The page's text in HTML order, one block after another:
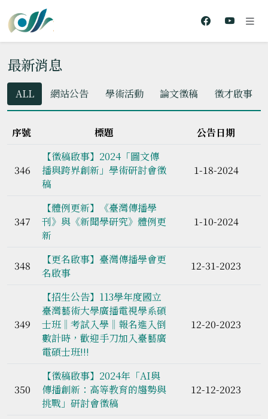
最新消息
ALL 網站公告 學術活動 論文徵稿 徵才啟事
序號 標題 公告日期
346
【徵稿啟事】2024「圖文傳
播與跨界創新」學術研討會徵
稿
1-18-2024
347
【體例更新】《臺灣傳播學
刊》與《新聞學研究》體例更
新
1-10-2024
348
【更名啟事】臺灣傳播學會更
名啟事
12-31-2023
349
【招生公告】113學年度國立
臺灣藝術大學廣播電視學系碩
士班‖考試入學‖報名進入倒
數計時，歡迎手刀加入臺藝廣
電碩士班!!!
12-20-2023
350
【徵稿啟事】2024年「AI與
傳播創新：高等教育的趨勢與
挑戰」研討會徵稿
12-12-2023